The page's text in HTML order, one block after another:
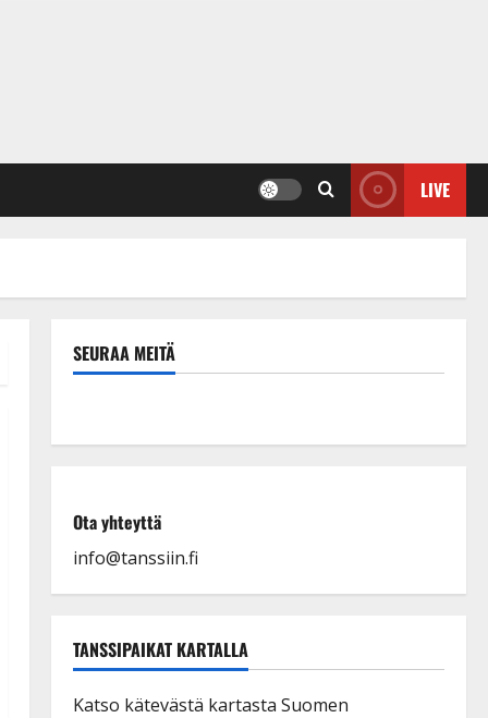
LIVE
SEURAA MEITÄ
Ota yhteyttä
info@tanssiin.fi
TANSSIPAIKAT KARTALLA
Katso kätevästä kartasta Suomen